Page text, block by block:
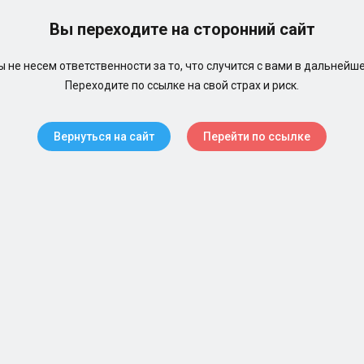
Вы переходите на сторонний сайт
не несем ответственности за то, что случится с вами в
Переходите по ссылке на свой страх и риск.
Вернуться на сайт Перейти по ссылке